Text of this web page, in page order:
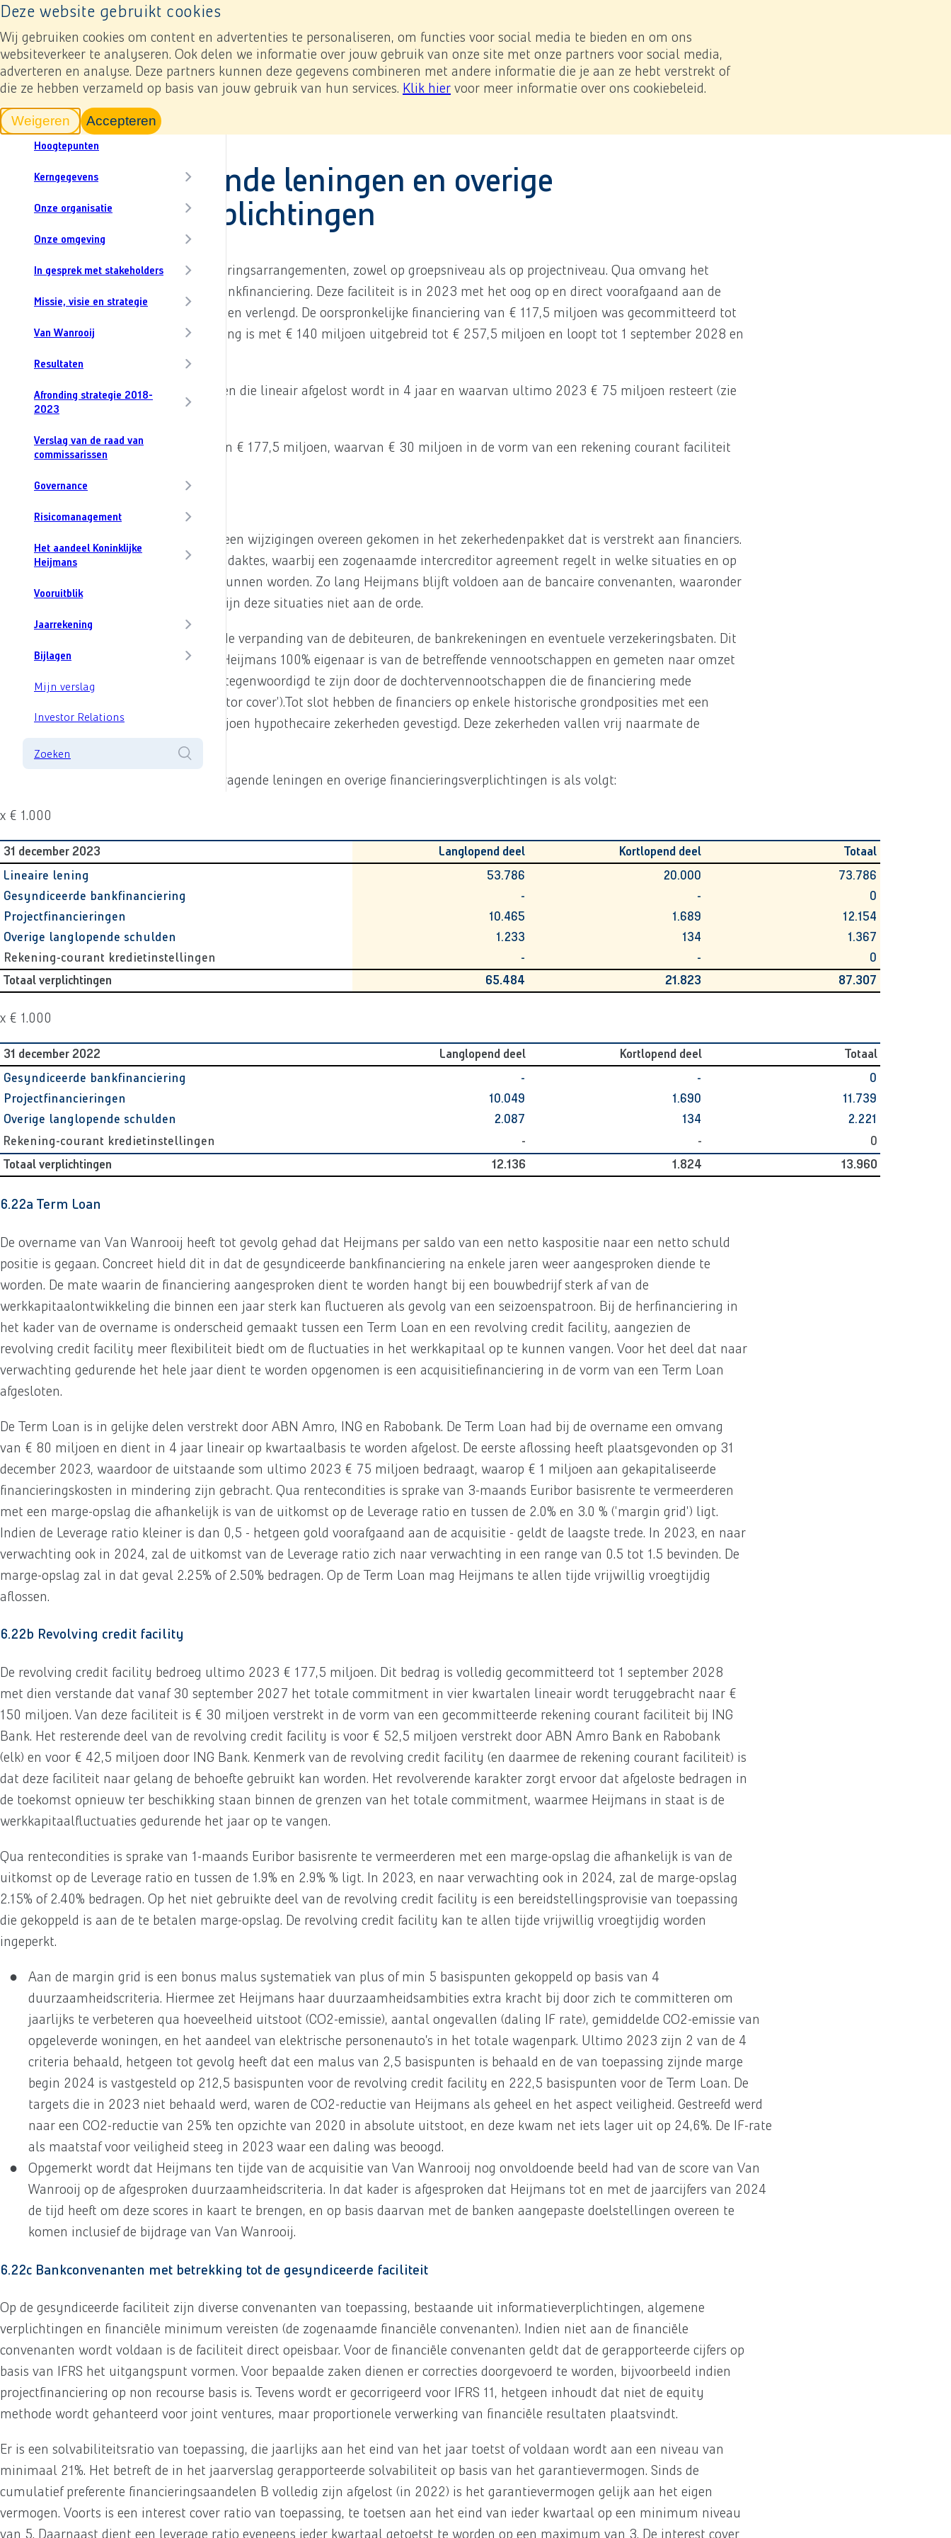
Deze website gebruikt cookies
Wij gebruiken cookies om content en advertenties te personaliseren, om functies voor social media te bieden en om ons
websiteverkeer te analyseren. Ook delen we informatie over jouw gebruik van onze site met onze partners voor social media,
adverteren en analyse. Deze partners kunnen deze gegevens combineren met andere informatie die je aan ze hebt verstrekt of
die ze hebben verzameld op basis van jouw gebruik van hun services. Klik hier voor meer informatie over ons cookiebeleid.
Weigerentracking scripts
Accepterentracking scripts, de pagina zal ververst worden.
Naar home pagina
ResultatenJaarverslagen
CO₂-Prestatieladder
Content menu, selecting an article item reloads the page.
Naar home pagina
In dit verslag
Voorwoord
Hoogtepunten
Kerngegevens
Onze organisatie
Onze omgeving
In gesprek met stakeholders
Missie, visie en strategie
Van Wanrooij
Resultaten
Afronding strategie 2018-
2023
Verslag van de raad van
commissarissen
Governance
Risicomanagement
Het aandeel Koninklijke
Heijmans
Vooruitblik
Jaarrekening
Bijlagen
Mijn verslag
Investor Relations
Zoeken
Jaarverslag 2023 Jaarrekening
6.22 Rentedragende leningen en overige
financieringsverplichtingen
Heijmans beschikt over diverse financieringsarrangementen, zowel op groepsniveau als op projectniveau. Qua omvang het
meest materieel is de gesyndiceerde bankfinanciering. Deze faciliteit is in 2023 met het oog op en direct voorafgaand aan de
acquisitie van Van Wanrooij uitgebreid en verlengd. De oorspronkelijke financiering van € 117,5 miljoen was gecommitteerd tot
en met eind 2025. De nieuwe financiering is met € 140 miljoen uitgebreid tot € 257,5 miljoen en loopt tot 1 september 2028 en
- Term Loan ter hoogte van € 80 miljoen die lineair afgelost wordt in 4 jaar en waarvan ultimo 2023 € 75 miljoen resteert (zie
6.22a).
- Revolving credit facility ter hoogte van € 177,5 miljoen, waarvan € 30 miljoen in de vorm van een rekening courant faciliteit
Bij de herfinanciering in 2023 zijn er geen wijzigingen overeen gekomen in het zekerhedenpakket dat is verstrekt aan financiers.
Deze zekerheden zijn vastgelegd in pandaktes, waarbij een zogenaamde intercreditor agreement regelt in welke situaties en op
welke wijze zekerheden uitgewonnen kunnen worden. Zo lang Heijmans blijft voldoen aan de bancaire convenanten, waaronder
de financiële convenanten (zie 6.22c), zijn deze situaties niet aan de orde.
De gevestigde zekerheden bestaan uit de verpanding van de debiteuren, de bankrekeningen en eventuele verzekeringsbaten. Dit
criterium geldt uitsluitend voor zover Heijmans 100% eigenaar is van de betreffende vennootschappen en gemeten naar omzet
dient tenminste 95% van de omzet vertegenwoordigd te zijn door de dochtervennootschappen die de financiering mede
ondertekenen (de zogenaamde 'guarantor cover').Tot slot hebben de financiers op enkele historische grondposities met een
boekwaarde ultimo 2023 van € 42 miljoen hypothecaire zekerheden gevestigd. Deze zekerheden vallen vrij naarmate de
grondposities tot ontwikkeling komen.
De totale samenstelling van de rentedragende leningen en overige financieringsverplichtingen is als volgt:
x € 1.000
31 december 2023 Langlopend deel Kortlopend deel
Totaal
Lineaire lening
53.786 20.000
73.786
Gesyndiceerde bankfinanciering
- -
0
Projectfinancieringen
10.465 1.689
12.154
Overige langlopende schulden
1.233 134
1.367
Rekening-courant kredietinstellingen
- -
0
Totaal verplichtingen
65.484 21.823 87.307
x € 1.000
31 december 2022 Langlopend deel Kortlopend deel
Totaal
Gesyndiceerde bankfinanciering
- -
0
Projectfinancieringen
10.049 1.690
11.739
Overige langlopende schulden
2.087 134
2.221
Rekening-courant kredietinstellingen
- -
0
Totaal verplichtingen
12.136 1.824 13.960
6.22a Term Loan
De overname van Van Wanrooij heeft tot gevolg gehad dat Heijmans per saldo van een netto kaspositie naar een netto schuld
positie is gegaan. Concreet hield dit in dat de gesyndiceerde bankfinanciering na enkele jaren weer aangesproken diende te
worden. De mate waarin de financiering aangesproken dient te worden hangt bij een bouwbedrijf sterk af van de
werkkapitaalontwikkeling die binnen een jaar sterk kan fluctueren als gevolg van een seizoenspatroon. Bij de herfinanciering in
het kader van de overname is onderscheid gemaakt tussen een Term Loan en een revolving credit facility, aangezien de
revolving credit facility meer flexibiliteit biedt om de fluctuaties in het werkkapitaal op te kunnen vangen. Voor het deel dat naar
verwachting gedurende het hele jaar dient te worden opgenomen is een acquisitiefinanciering in de vorm van een Term Loan
afgesloten.
De Term Loan is in gelijke delen verstrekt door ABN Amro, ING en Rabobank. De Term Loan had bij de overname een omvang
van € 80 miljoen en dient in 4 jaar lineair op kwartaalbasis te worden afgelost. De eerste aflossing heeft plaatsgevonden op 31
december 2023, waardoor de uitstaande som ultimo 2023 € 75 miljoen bedraagt, waarop € 1 miljoen aan gekapitaliseerde
financieringskosten in mindering zijn gebracht. Qua rentecondities is sprake van 3-maands Euribor basisrente te vermeerderen
met een marge-opslag die afhankelijk is van de uitkomst op de Leverage ratio en tussen de 2.0% en 3.0 % ('margin grid') ligt.
Indien de Leverage ratio kleiner is dan 0,5 - hetgeen gold voorafgaand aan de acquisitie - geldt de laagste trede. In 2023, en naar
verwachting ook in 2024, zal de uitkomst van de Leverage ratio zich naar verwachting in een range van 0.5 tot 1.5 bevinden. De
marge-opslag zal in dat geval 2.25% of 2.50% bedragen. Op de Term Loan mag Heijmans te allen tijde vrijwillig vroegtijdig
aflossen.
6.22b Revolving credit facility
De revolving credit facility bedroeg ultimo 2023 € 177,5 miljoen. Dit bedrag is volledig gecommitteerd tot 1 september 2028
met dien verstande dat vanaf 30 september 2027 het totale commitment in vier kwartalen lineair wordt teruggebracht naar €
150 miljoen. Van deze faciliteit is € 30 miljoen verstrekt in de vorm van een gecommitteerde rekening courant faciliteit bij ING
Bank. Het resterende deel van de revolving credit facility is voor € 52,5 miljoen verstrekt door ABN Amro Bank en Rabobank
(elk) en voor € 42,5 miljoen door ING Bank. Kenmerk van de revolving credit facility (en daarmee de rekening courant faciliteit) is
dat deze faciliteit naar gelang de behoefte gebruikt kan worden. Het revolverende karakter zorgt ervoor dat afgeloste bedragen in
de toekomst opnieuw ter beschikking staan binnen de grenzen van het totale commitment, waarmee Heijmans in staat is de
werkkapitaalfluctuaties gedurende het jaar op te vangen.
Qua rentecondities is sprake van 1-maands Euribor basisrente te vermeerderen met een marge-opslag die afhankelijk is van de
uitkomst op de Leverage ratio en tussen de 1.9% en 2.9% % ligt. In 2023, en naar verwachting ook in 2024, zal de marge-opslag
2.15% of 2.40% bedragen. Op het niet gebruikte deel van de revolving credit facility is een bereidstellingsprovisie van toepassing
die gekoppeld is aan de te betalen marge-opslag. De revolving credit facility kan te allen tijde vrijwillig vroegtijdig worden
ingeperkt.
Aan de margin grid is een bonus malus systematiek van plus of min 5 basispunten gekoppeld op basis van 4
duurzaamheidscriteria. Hiermee zet Heijmans haar duurzaamheidsambities extra kracht bij door zich te committeren om
jaarlijks te verbeteren qua hoeveelheid uitstoot (CO2-emissie), aantal ongevallen (daling IF rate), gemiddelde CO2-emissie van
opgeleverde woningen, en het aandeel van elektrische personenauto’s in het totale wagenpark. Ultimo 2023 zijn 2 van de 4
criteria behaald, hetgeen tot gevolg heeft dat een malus van 2,5 basispunten is behaald en de van toepassing zijnde marge
begin 2024 is vastgesteld op 212,5 basispunten voor de revolving credit facility en 222,5 basispunten voor de Term Loan. De
targets die in 2023 niet behaald werd, waren de CO2-reductie van Heijmans als geheel en het aspect veiligheid. Gestreefd werd
naar een CO2-reductie van 25% ten opzichte van 2020 in absolute uitstoot, en deze kwam net iets lager uit op 24,6%. De IF-rate
als maatstaf voor veiligheid steeg in 2023 waar een daling was beoogd.
Opgemerkt wordt dat Heijmans ten tijde van de acquisitie van Van Wanrooij nog onvoldoende beeld had van de score van Van
Wanrooij op de afgesproken duurzaamheidscriteria. In dat kader is afgesproken dat Heijmans tot en met de jaarcijfers van 2024
de tijd heeft om deze scores in kaart te brengen, en op basis daarvan met de banken aangepaste doelstellingen overeen te
komen inclusief de bijdrage van Van Wanrooij.
6.22c Bankconvenanten met betrekking tot de gesyndiceerde faciliteit
Op de gesyndiceerde faciliteit zijn diverse convenanten van toepassing, bestaande uit informatieverplichtingen, algemene
verplichtingen en financiële minimum vereisten (de zogenaamde financiële convenanten). Indien niet aan de financiële
convenanten wordt voldaan is de faciliteit direct opeisbaar. Voor de financiële convenanten geldt dat de gerapporteerde cijfers op
basis van IFRS het uitgangspunt vormen. Voor bepaalde zaken dienen er correcties doorgevoerd te worden, bijvoorbeeld indien
projectfinanciering op non recourse basis is. Tevens wordt er gecorrigeerd voor IFRS 11, hetgeen inhoudt dat niet de equity
methode wordt gehanteerd voor joint ventures, maar proportionele verwerking van financiële resultaten plaatsvindt.
Er is een solvabiliteitsratio van toepassing, die jaarlijks aan het eind van het jaar toetst of voldaan wordt aan een niveau van
minimaal 21%. Het betreft de in het jaarverslag gerapporteerde solvabiliteit op basis van het garantievermogen. Sinds de
cumulatief preferente financieringsaandelen B volledig zijn afgelost (in 2022) is het garantievermogen gelijk aan het eigen
vermogen. Voorts is een interest cover ratio van toepassing, te toetsen aan het eind van ieder kwartaal op een minimum niveau
van 5. Daarnaast dient een leverage ratio eveneens ieder kwartaal getoetst te worden op een maximum van 3. De interest cover
Next
Toevoegen mijn verslag